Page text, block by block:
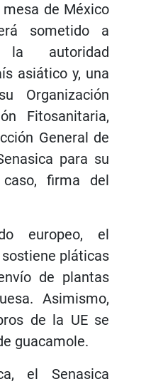
de México
sometido a
la autoridad
asiático y, una
Organización
Fitosanitaria,
General de
para su
firma del
europeo, el
pláticas
de plantas
Asimismo,
de la UE se
guacamole.
el Senasica